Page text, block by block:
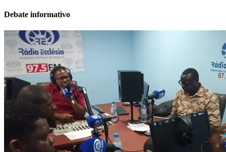
Debate informativo